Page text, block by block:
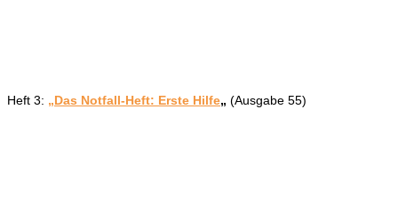
Heft 3: „Das Notfall-Heft: Erste Hilfe„ (Ausgabe 55)